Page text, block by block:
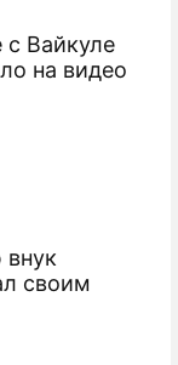
с Вайкуле
на видео
своим